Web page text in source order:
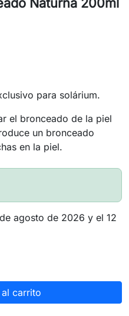
para solárium.
el bronceado de la piel
un bronceado
en la piel.
agosto de 2026 y el 12
carrito